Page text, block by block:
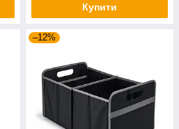
Купити
–12%